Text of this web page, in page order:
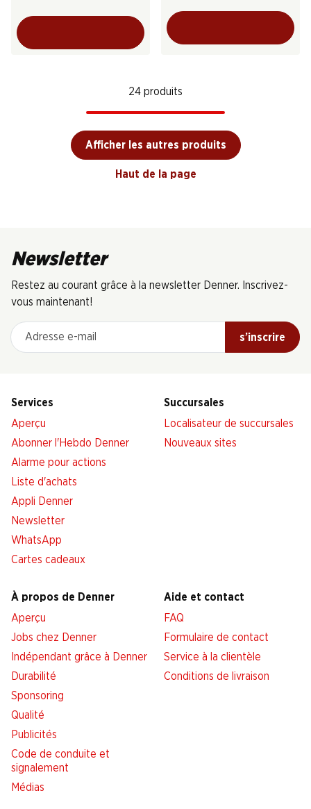
24 produits
Afficher les autres produits
Haut de la page
Newsletter
Restez au courant grâce à la newsletter Denner. Inscrivez-
vous maintenant!
Adresse e-mail
s’inscrire
Services
Aperçu
Abonner l'Hebdo Denner
Alarme pour actions
Liste d'achats
Appli Denner
Newsletter
WhatsApp
Cartes cadeaux
Succursales
Localisateur de succursales
Nouveaux sites
À propos de Denner
Aperçu
Jobs chez Denner
Indépendant grâce à Denner
Durabilité
Sponsoring
Qualité
Publicités
Code de conduite et
signalement
Médias
Aide et contact
FAQ
Formulaire de contact
Service à la clientèle
Conditions de livraison